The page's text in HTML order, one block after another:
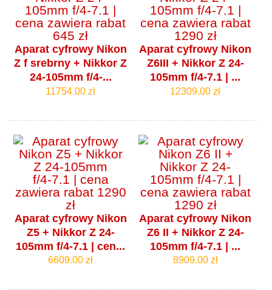
Aparat cyfrowy Nikon
Z f srebrny + Nikkor Z
24-105mm f/4‑...
11754.00 zł
Aparat cyfrowy Nikon
Z6III + Nikkor Z 24-
105mm f/4‑7.1 | ...
12309.00 zł
Aparat cyfrowy Nikon
Z5 + Nikkor Z 24-
105mm f/4‑7.1 | cen...
6609.00 zł
Aparat cyfrowy Nikon
Z6 II + Nikkor Z 24-
105mm f/4‑7.1 | ...
8909.00 zł